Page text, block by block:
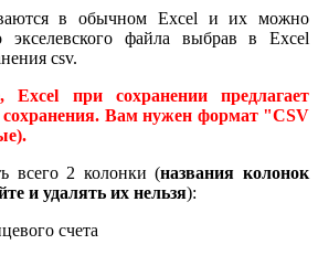
в обычном Excel и их можно
экселевского файла выбрав в Excel
csv.
Excel при сохранении предлагает
сохранения. Вам нужен формат "CSV
всего 2 колонки (названия колонок
е и удалять их нельзя):
счета